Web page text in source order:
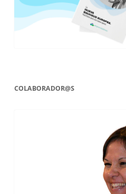
COLABORADOR@S